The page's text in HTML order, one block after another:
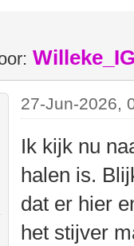
27-Jun-2026,
Ik kijk nu
halen is.
dat er hier
het stijver